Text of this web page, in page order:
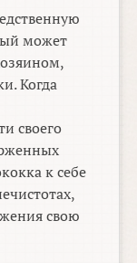
может
Когда
своего
к себе
свою